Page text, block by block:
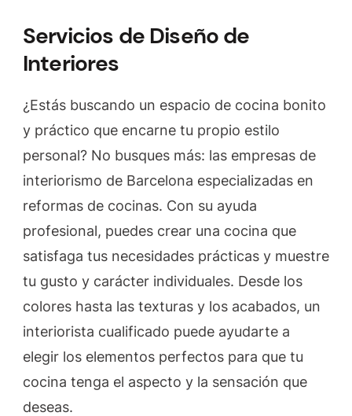
Servicios de Diseño de
Interiores
¿Estás buscando un espacio de cocina bonito
y práctico que encarne tu propio estilo
personal? No busques más: las empresas de
interiorismo de Barcelona especializadas en
reformas de cocinas. Con su ayuda
profesional, puedes crear una cocina que
satisfaga tus necesidades prácticas y muestre
tu gusto y carácter individuales. Desde los
colores hasta las texturas y los acabados, un
interiorista cualificado puede ayudarte a
elegir los elementos perfectos para que tu
cocina tenga el aspecto y la sensación que
deseas.